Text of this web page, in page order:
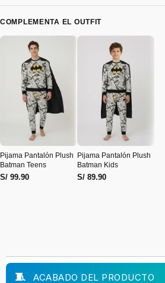
COMPLEMENTA EL OUTFIT
Pijama Pantalón Plush
Batman Teens
S/ 99.90
Pijama Pantalón Plush
Batman Kids
S/ 89.90
ACABADO DEL PRODUCTO